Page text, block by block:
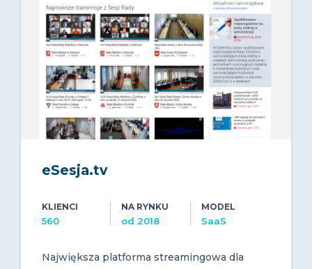
eSesja.tv
KLIENCI
560
NA RYNKU
od 2018
MODEL
SaaS
Największa platforma streamingowa dla